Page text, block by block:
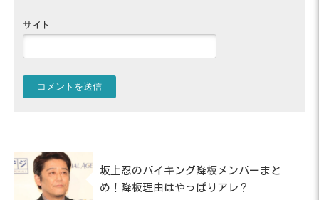
サイト
坂上忍のバイキング降板メンバーまと
め！降板理由はやっぱりアレ？